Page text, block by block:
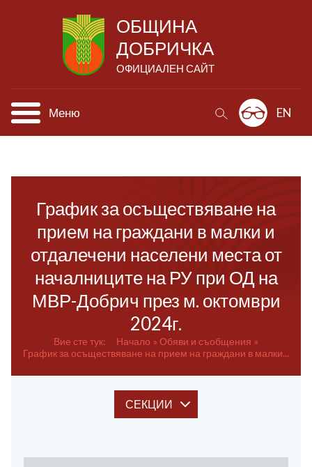
ОБЩИНА
ДОБРИЧКА
ОФИЦИАЛЕН САЙТ
Меню EN
График за осъществяване на
прием на граждани в малки и
отдалечени населени места от
началниците на РУ при ОД на
МВР-Добрич през м. октомври
2024г.
Вие сте тук: Начало
Обяви и съобщения
График за осъществяване на прием на граждани в малки...
СЕКЦИИ